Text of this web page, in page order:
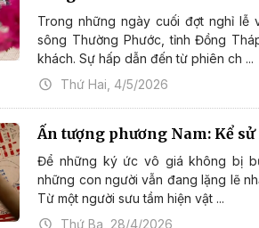
Trong những ngày cuối đợt nghỉ lễ
sông Thường Phước, tỉnh Đồng
khách. Sự hấp dẫn đến từ phiên ch ...
Thứ Hai, 4/5/2026
Ấn tượng phương Nam: Kể
Để những ký ức vô giá không bị
những con người vẫn đang lặng lẽ
Từ một người sưu tầm hiện vật ...
Thứ Ba, 28/4/2026